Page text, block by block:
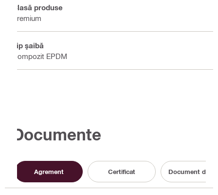
Clasă produse
Premium
Tip şaibă
Compozit EPDM
Documente
Agrement Certificat Document de